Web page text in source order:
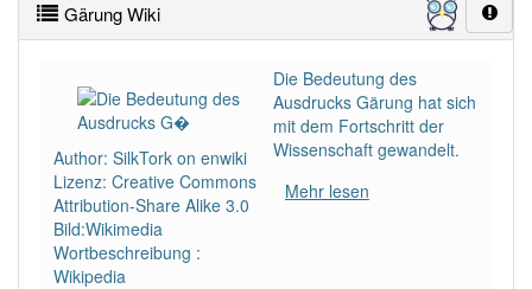
×
Wörter, die mit "-ung" enden, haben fast immer
DER: 127 Ausnahmen
Beispiele
DIE:11 043
DAS:2Ausnahmen
Gärung Wiki
Author: SilkTork on enwiki
Lizenz: Creative Commons
Attribution-Share Alike 3.0
Bild:Wikimedia
Wortbeschreibung :
Wikipedia
Die Bedeutung des
Ausdrucks Gärung hat sich
mit dem Fortschritt der
Wissenschaft gewandelt.
Mehr lesen